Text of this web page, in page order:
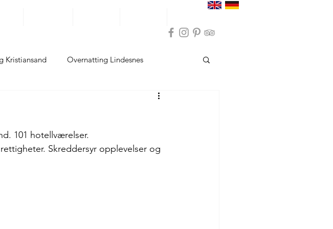
Kristiansand Overnatting Lindesnes
Overnatting Hå
Overnatting Stavanger
101 hotellværelser.
Skreddersyr opplevelser og